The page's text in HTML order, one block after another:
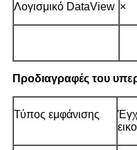
Λογισμικό DataView ×
Προδιαγραφές του
Τύπος εμφάνισης